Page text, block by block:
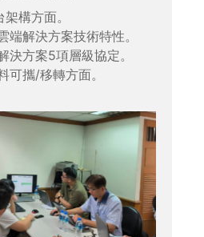
構方面。
端解決方案技術特性。
決方案5項層級協定。
可攜/移轉方面。